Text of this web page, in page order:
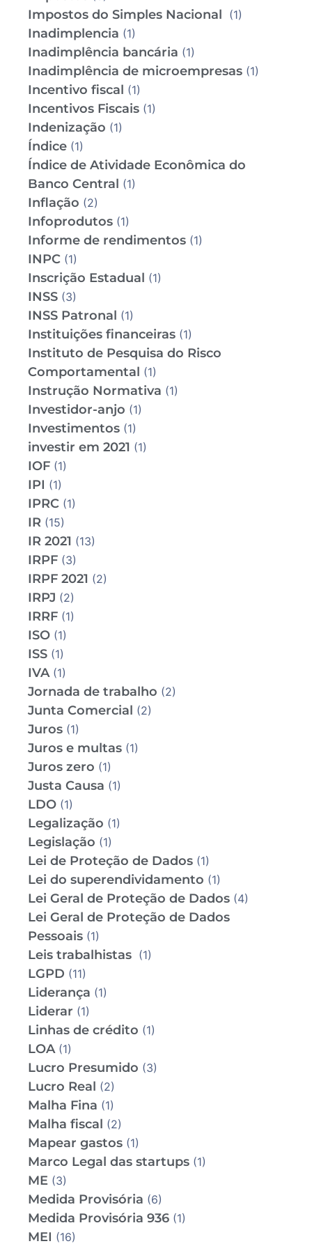
Impostos do Simples Nacional (1)
Inadimplencia (1)
Inadimplência bancária (1)
Inadimplência de microempresas (1)
Incentivo fiscal (1)
Incentivos Fiscais (1)
Indenização (1)
Índice (1)
Índice de Atividade Econômica do
Banco Central (1)
Inflação (2)
Infoprodutos (1)
Informe de rendimentos (1)
INPC (1)
Inscrição Estadual (1)
INSS (3)
INSS Patronal (1)
Instituições financeiras (1)
Instituto de Pesquisa do Risco
Comportamental (1)
Instrução Normativa (1)
Investidor-anjo (1)
Investimentos (1)
investir em 2021 (1)
IOF (1)
IPI (1)
IPRC (1)
IR (15)
IR 2021 (13)
IRPF (3)
IRPF 2021 (2)
IRPJ (2)
IRRF (1)
ISO (1)
ISS (1)
IVA(1)
Jornada de trabalho (2)
Junta Comercial (2)
Juros (1)
Juros e multas (1)
Juros zero (1)
Justa Causa (1)
LDO (1)
Legalização (1)
Legislação (1)
Lei de Proteção de Dados (1)
Lei do superendividamento (1)
Lei Geral de Proteção de Dados (4)
Lei Geral de Proteção de Dados
Pessoais (1)
Leis trabalhistas (1)
LGPD (11)
Liderança (1)
Liderar (1)
Linhas de crédito (1)
LOA(1)
Lucro Presumido (3)
Lucro Real (2)
Malha Fina (1)
Malha fiscal (2)
Mapear gastos (1)
Marco Legal das startups (1)
ME (3)
Medida Provisória (6)
Medida Provisória 936 (1)
MEI (16)